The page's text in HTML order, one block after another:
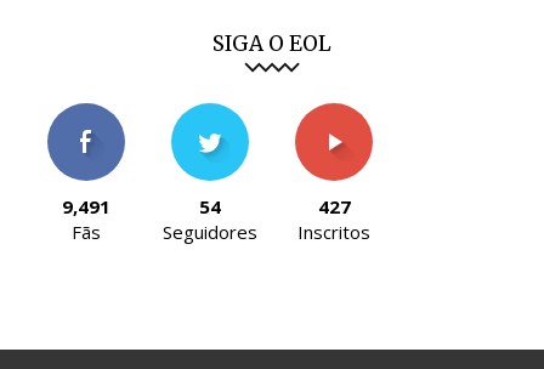
SIGA O EOL
9,491
Fãs
54
Seguidores
427
Inscritos